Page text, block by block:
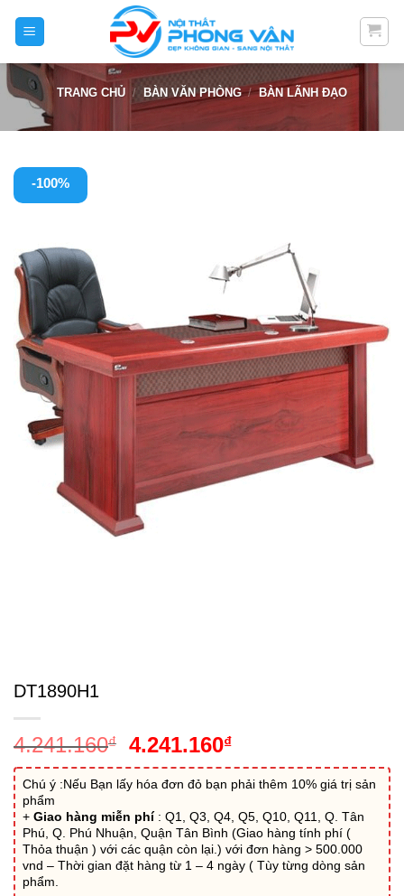
TRANG CHỦ / BÀN VĂN PHÒNG / BÀN LÃNH ĐẠO
-100%
DT1890H1
4.241.160₫
Giá
gốc
là:
4.241.160₫.
4.241.160₫Giá
hiện
tại
là:
4.241.160₫.
Chú ý :Nếu Bạn lấy hóa đơn đỏ bạn phải thêm 10% giá trị sản
phẩm
+ Giao hàng miễn phí: Q1, Q3, Q4, Q5, Q10, Q11, Q. Tân
Phú, Q. Phú Nhuận, Quận Tân Bình (Giao hàng tính phí (
Thỏa thuận ) với các quận còn lại.) với đơn hàng > 500.000
vnd – Thời gian đặt hàng từ 1 – 4 ngày ( Tùy từng dòng sản
phẩm.